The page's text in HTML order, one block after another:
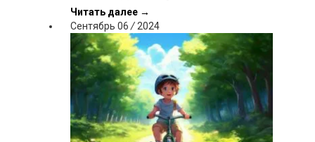
Читать далее →
Сентябрь 06 / 2024